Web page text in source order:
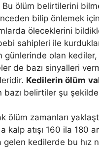
Bu ölüm belirtilerini
bilip önlemek
öleceklerini
sahipleri ile
günlerinde olan
de bazı sinyalleri
Kedilerin ölüm
belirtiler şu şekilde
ölüm zamanları
kalp atışı 160 ila 180
gelen kedilerde bu hız